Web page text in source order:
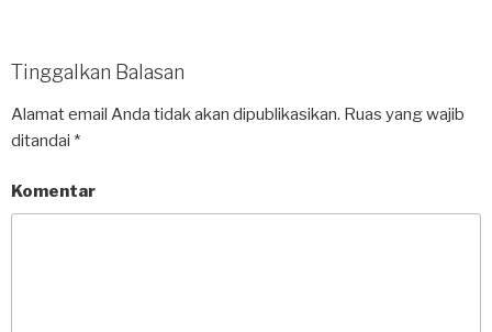
Tinggalkan Balasan
Alamat email Anda tidak akan dipublikasikan. Ruas yang wajib
ditandai *
Komentar